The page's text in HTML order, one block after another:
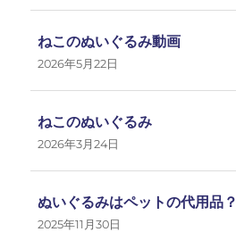
ねこのぬいぐるみ動画
2026年5月22日
ねこのぬいぐるみ
2026年3月24日
ぬいぐるみはペットの代用品？
2025年11月30日